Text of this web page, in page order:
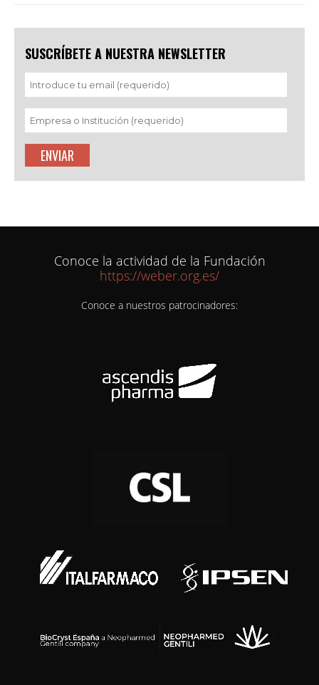
SUSCRÍBETE A NUESTRA NEWSLETTER
Conoce la actividad de la Fundación
https://weber.org.es/
Conoce a nuestros patrocinadores: